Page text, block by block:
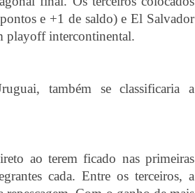
e +1 de saldo) e El Salvador
playoff intercontinental.
também se classificaria a
ao terem ficado nas primeiras
cada. Entre os terceiros, a